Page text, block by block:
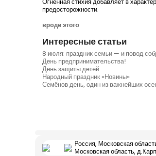
предосторожности.
вроде этого
Интересные статьи
8 июля: праздник семьи — и повод
День предпринимательства!
День защиты детей
Народный праздник «Новины»
Семёнов день, один из важнейших
Россия, Московская
Московская область,